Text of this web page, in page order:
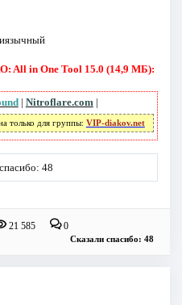
All in One Tool 15.0 (14,9 МБ):
| Nitroflare.com |
только для группы: VIP-diakov.net
48
21 585 0
Сказали спасибо: 48